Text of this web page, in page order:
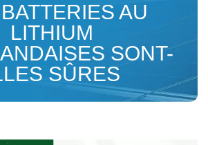
AU
LITHIUM
SONT-
SÛRES